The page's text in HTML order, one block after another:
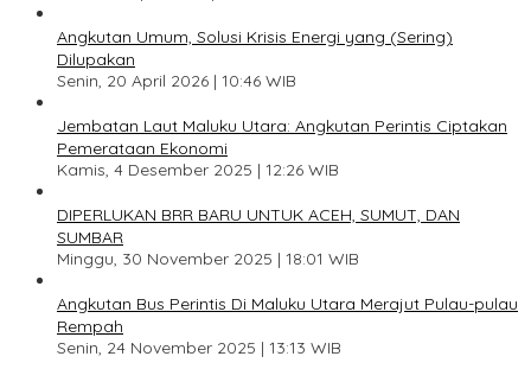
Angkutan Umum, Solusi Krisis Energi yang (Sering)
Dilupakan
Senin, 20 April 2026 | 10:46 WIB
Jembatan Laut Maluku Utara: Angkutan Perintis Ciptakan
Pemerataan Ekonomi
Kamis, 4 Desember 2025 | 12:26 WIB
DIPERLUKAN BRR BARU UNTUK ACEH, SUMUT, DAN
SUMBAR
Minggu, 30 November 2025 | 18:01 WIB
Angkutan Bus Perintis Di Maluku Utara Merajut Pulau-pulau
Rempah
Senin, 24 November 2025 | 13:13 WIB